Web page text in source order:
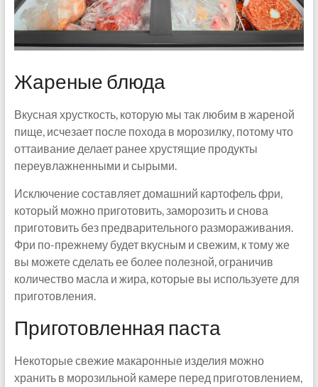
Жареные блюда
Вкусная хрусткость, которую мы так любим в жареной
пище, исчезает после похода в морозилку, потому что
оттаивание делает ранее хрустящие продукты
переувлажненными и сырыми.
Исключение составляет домашний картофель фри,
который можно приготовить, заморозить и снова
приготовить без предварительного размораживания.
Фри по-прежнему будет вкусным и свежим, к тому же
вы можете сделать ее более полезной, ограничив
количество масла и жира, которые вы используете для
приготовления.
Приготовленная паста
Некоторые свежие макаронные изделия можно
хранить в морозильной камере перед приготовлением,